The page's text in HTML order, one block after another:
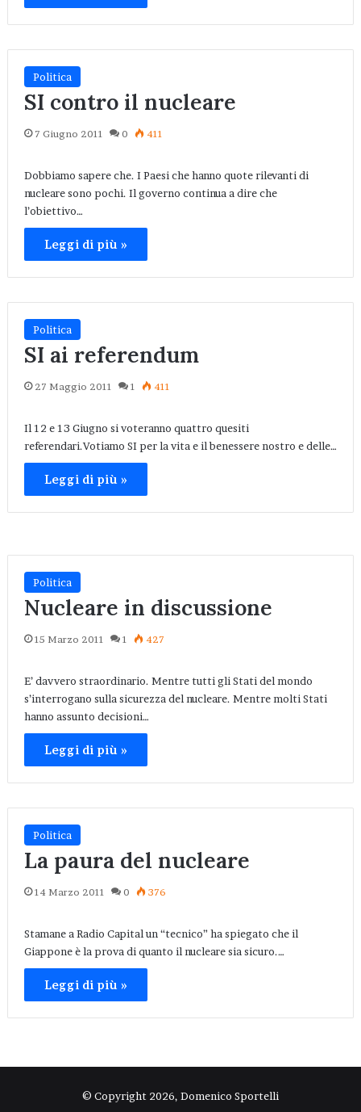
Politica
SI contro il nucleare
7 Giugno 2011 0 411
Dobbiamo sapere che. I Paesi che hanno quote rilevanti di
nucleare sono pochi. Il governo continua a dire che
l’obiettivo…
Leggi di più »
Politica
SI ai referendum
27 Maggio 2011 1 411
Il 12 e 13 Giugno si voteranno quattro quesiti
referendari.Votiamo SI per la vita e il benessere nostro e delle…
Leggi di più »
Politica
Nucleare in discussione
15 Marzo 2011 1 427
E’ davvero straordinario. Mentre tutti gli Stati del mondo
s’interrogano sulla sicurezza del nucleare. Mentre molti Stati
hanno assunto decisioni…
Leggi di più »
Politica
La paura del nucleare
14 Marzo 2011 0 376
Stamane a Radio Capital un “tecnico” ha spiegato che il
Giappone è la prova di quanto il nucleare sia sicuro.…
Leggi di più »
© Copyright 2026, Domenico Sportelli